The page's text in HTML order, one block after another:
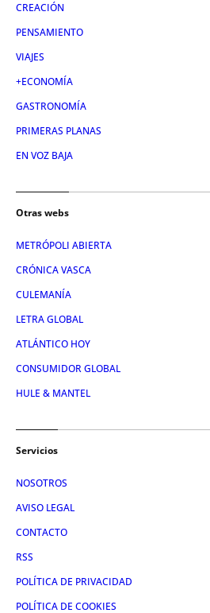
CREACIÓN
PENSAMIENTO
VIAJES
+ECONOMÍA
GASTRONOMÍA
PRIMERAS PLANAS
EN VOZ BAJA
Otras webs
METRÓPOLI ABIERTA
CRÓNICA VASCA
CULEMANÍA
LETRA GLOBAL
ATLÁNTICO HOY
CONSUMIDOR GLOBAL
HULE & MANTEL
Servicios
NOSOTROS
AVISO LEGAL
CONTACTO
RSS
POLÍTICA DE PRIVACIDAD
POLÍTICA DE COOKIES